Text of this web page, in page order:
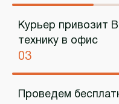
Курьер привозит
технику в офис
03
Проведем